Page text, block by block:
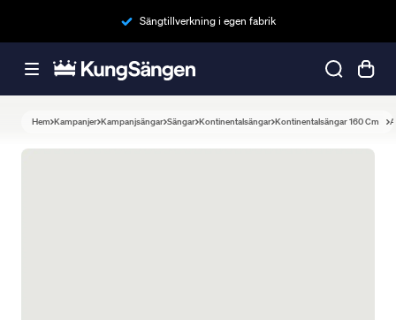
Sängtillverkning i egen fabrik
Hem Kampanjer Kampanjsängar Sängar Kontinentalsängar Kontinentalsängar 160 Cm